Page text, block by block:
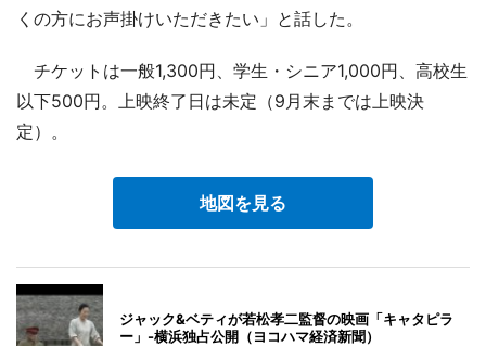
くの方にお声掛けいただきたい」と話した。
チケットは一般1,300円、学生・シニア1,000円、高校生
以下500円。上映終了日は未定（9月末までは上映決
定）。
地図を見る
ジャック&ベティが若松孝二監督の映画「キャタピラ
ー」-横浜独占公開（ヨコハマ経済新聞）